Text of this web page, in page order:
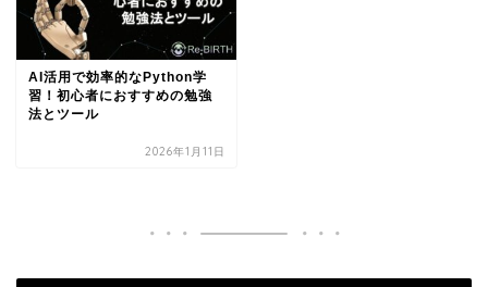
AI活用で効率的なPython学
習！初心者におすすめの勉強
法とツール
2026年1月11日